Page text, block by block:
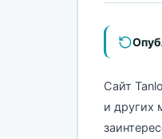
Сайт
и других